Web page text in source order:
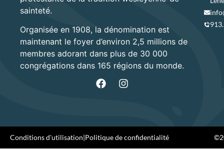
sainteté.
Organisée en 1908, la dénomination est
maintenant le foyer d’environ 2,5 millions de
membres adorant dans plus de 30 000
congrégations dans 165 régions du monde.
Conditions d'utilisation|Politique de confidentialité